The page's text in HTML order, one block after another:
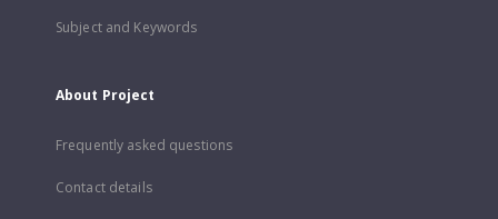
Subject and Keywords
About Project
Frequently asked questions
Contact details